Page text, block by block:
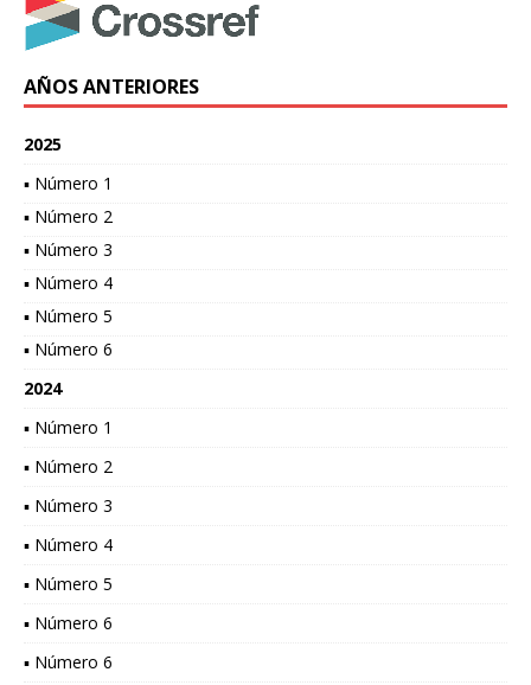
AÑOS ANTERIORES
2025
▪ Número 1
▪ Número 2
▪ Número 3
▪ Número 4
▪ Número 5
▪ Número 6
2024
▪ Número 1
▪ Número 2
▪ Número 3
▪ Número 4
▪ Número 5
▪ Número 6
▪ Número 6